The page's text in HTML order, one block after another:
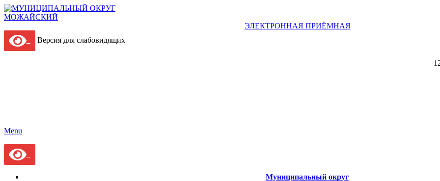
ЭЛЕКТРОННАЯ ПРИЁМНАЯ
Версия для слабовидящих
Menu
Муниципальный округ